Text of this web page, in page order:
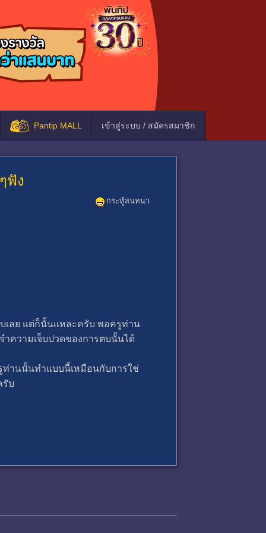
Pantip MALL เข้าสู่ระบบ / สมัครสมาชิก
ฟัง
กระทู้สนทนา
เลย แต่ก็นั้นแหละครับ พอครูท่าน
ความเจ็บปวดของการตบนั้นได้
ท่านนั้นทำแบบนี้เหมือนกับการใช่
รับ